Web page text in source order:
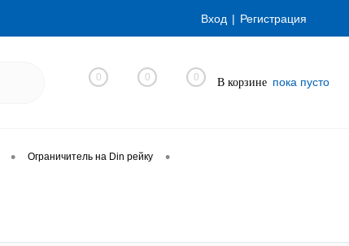
Вход Регистрация
0 0 0 В корзине пока пусто
• Ограничитель на Din рейку •